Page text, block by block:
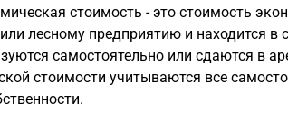
стоимость - это стоимость
лесному предприятию и находится в
самостоятельно или сдаются в
стоимости учитываются все